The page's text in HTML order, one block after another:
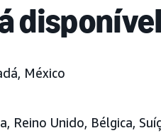
México
Reino Unido, Bélgica,